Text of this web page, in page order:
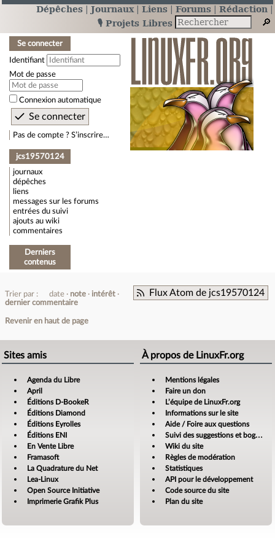
Dépêches Journaux Liens Forums
Rédaction
🎙️ Projets Libres
Se connecter
Identifiant
Mot de passe
Connexion automatique
Pas de compte ? S’inscrire…
jcs19570124
journaux
dépêches
liens
messages sur les forums
entrées du suivi
ajouts au wiki
commentaires
Derniers
contenus
Flux Atom de jcs19570124
Trier par : date note
intérêt
dernier commentaire
Revenir en haut de page
Sites amis
Agenda du Libre
April
Éditions D-BookeR
Éditions Diamond
Éditions Eyrolles
Éditions ENI
En Vente Libre
Framasoft
La Quadrature du Net
Lea-Linux
Open Source Initiative
Imprimerie Grafik Plus
À propos de LinuxFr.org
Mentions légales
Faire un don
L’équipe de LinuxFr.org
Informations sur le site
Aide / Foire aux questions
Suivi des suggestions et bogues
Wiki du site
Règles de modération
Statistiques
API pour le développement
Code source du site
Plan du site